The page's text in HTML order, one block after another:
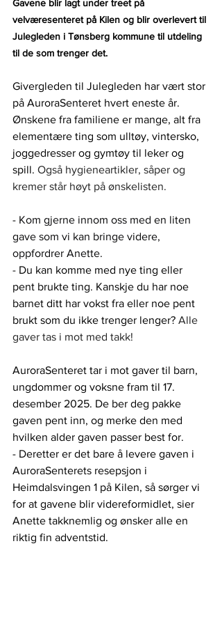
Gavene blir lagt under treet på
velværesenteret på Kilen og blir overlevert til
Julegleden i Tønsberg kommune til utdeling
til de som trenger det.
Givergleden til Julegleden har vært stor
på AuroraSenteret hvert eneste år.
Ønskene fra familiene er mange, alt fra
elementære ting som ulltøy, vintersko,
joggedresser og gymtøy til leker og
spill. Også hygieneartikler, såper og
kremer står høyt på ønskelisten.
- Kom gjerne innom oss med en liten
gave som vi kan bringe videre,
oppfordrer Anette.
- Du kan komme med nye ting eller
pent brukte ting. Kanskje du har noe
barnet ditt har vokst fra eller noe pent
brukt som du ikke trenger lenger? Alle
gaver tas i mot med takk!
AuroraSenteret tar i mot gaver til barn,
ungdommer og voksne fram til 17.
desember 2025. De ber deg pakke
gaven pent inn, og merke den med
hvilken alder gaven passer best for.
- Deretter er det bare å levere gaven i
AuroraSenterets resepsjon i
Heimdalsvingen 1 på Kilen, så sørger vi
for at gavene blir videreformidlet, sier
Anette takknemlig og ønsker alle en
riktig fin adventstid.